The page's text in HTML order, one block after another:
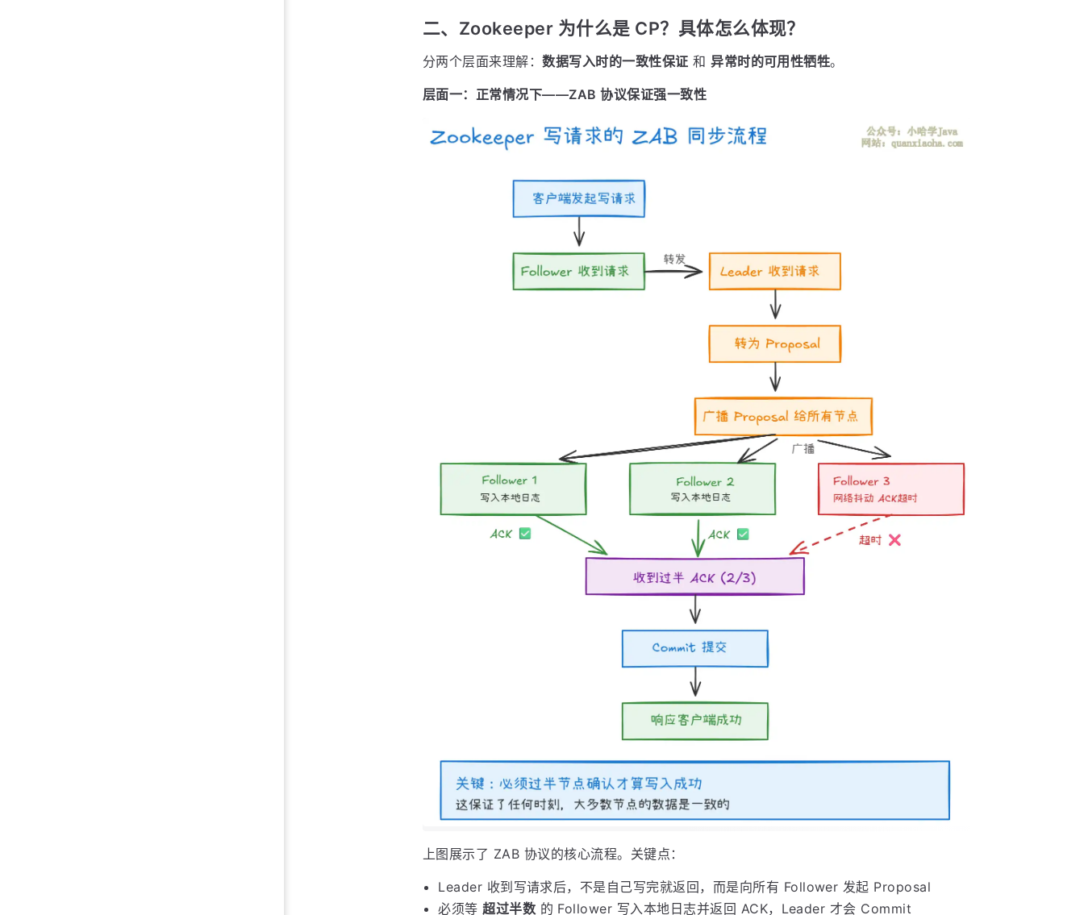
二、Zookeeper 为什么是 CP？具体怎么体现？
分两个层面来理解：数据写入时的一致性保证 和异常时的可用性牺牲。
层面一：正常情况下——ZAB 协议保证强一致性
上图展示了 ZAB 协议的核心流程。关键点：
Leader 收到写请求后，不是自己写完就返回，而是向所有 Follower 发起 Proposal
必须等超过半数 的 Follower 写入本地日志并返回 ACK，Leader 才会 Commit